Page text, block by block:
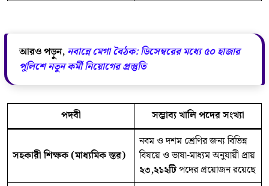
আরও পড়ুন, নবান্নে মেগা বৈঠক: ডিসেম্বরের মধ্যে ৫০ হাজার
পুলিশে নতুন কর্মী নিয়োগের প্রস্তুতি
পদবী সম্ভাব্য খালি পদের সংখ্যা
সহকারী শিক্ষক (মাধ্যমিক স্তর)
নবম ও দশম শ্রেণির জন্য বিভিন্ন
বিষয়ে ও ভাষা-মাধ্যম অনুযায়ী প্রায়
২৩,২১২টিপদের প্রয়োজন রয়েছে